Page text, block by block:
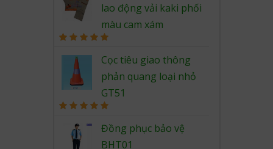
lao động vải kaki phối
màu cam xám
out of 5
Cọc tiêu giao thông
phản quang loại nhỏ
GT51
out of 5
Đồng phục bảo vệ
BHT01